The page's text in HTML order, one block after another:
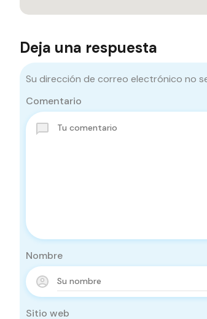
Deja una respuesta
Su dirección de correo electrónico no
Comentario
Nombre
Sitio web